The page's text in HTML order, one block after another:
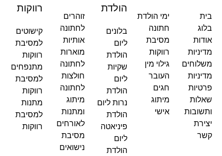
בית
בלוג
אודות
מדיניות
משלוחים
מדיניות
פרטיות
שאלות
ותשובות
יצירת
קשר
ימי הולדת
חתונה
מסיבת
רווקות
גילוי מין
העובר
חגים
מיתוג
אישי
הולדת
בלונים
ליום
הולדת
שקיות
ליום
הולדת
נרות ליום
הולדת
פיניאטה
ליום
הולדת
זוהרים
לחתונה
אותיות
מוארות
לחתונה
חולצות
לחתונה
מיתוג
ומתנות
לאורחים
מסיבת
נישואים
רווקות
קישוטים
למסיבת
רווקות
מתנפחים
למסיבת
רווקות
מתנות
למסיבת
רווקות